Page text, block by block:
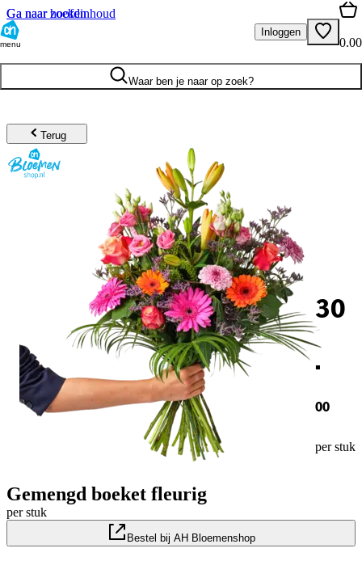
Ga naar hoofdinhoud
Ga naar zoeken
menu
Inloggen
0.00
Waar ben je naar op zoek?
Terug
30
.
00
per stuk
Gemengd boeket fleurig
per stuk
Bestel bij AH Bloemenshop